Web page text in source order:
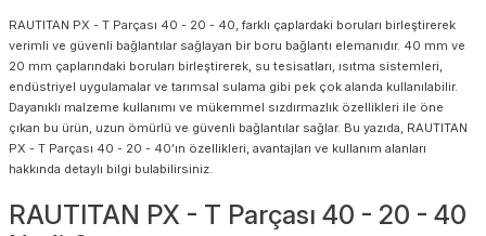
RAUTITAN PX - T Parçası 40 - 20 - 40, farklı çaplardaki boruları birleştirerek
verimli ve güvenli bağlantılar sağlayan bir boru bağlantı elemanıdır. 40 mm ve
20 mm çaplarındaki boruları birleştirerek, su tesisatları, ısıtma sistemleri,
endüstriyel uygulamalar ve tarımsal sulama gibi pek çok alanda kullanılabilir.
Dayanıklı malzeme kullanımı ve mükemmel sızdırmazlık özellikleri ile öne
çıkan bu ürün, uzun ömürlü ve güvenli bağlantılar sağlar. Bu yazıda, RAUTITAN
PX - T Parçası 40 - 20 - 40’ın özellikleri, avantajları ve kullanım alanları
hakkında detaylı bilgi bulabilirsiniz.
RAUTITAN PX - T Parçası 40 - 20 - 40